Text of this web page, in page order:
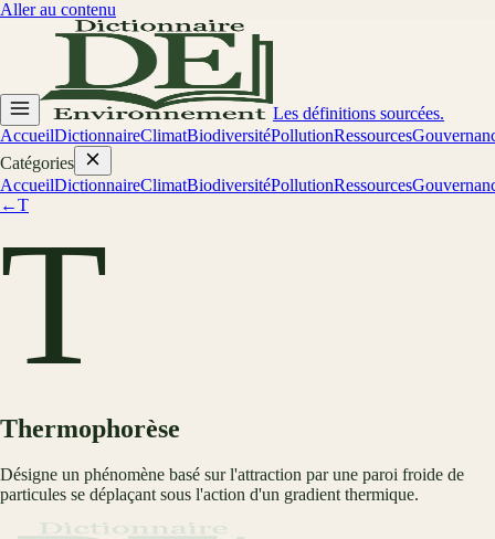
Aller au contenu
Les définitions sourcées.
AccueilDictionnaireClimatBiodiversitéPollutionRessources
Catégories
AccueilDictionnaireClimatBiodiversitéPollutionRessources
←T
T
Thermophorèse
Désigne un phénomène basé sur l'attraction par une paroi froide de
particules se déplaçant sous l'action d'un gradient thermique.